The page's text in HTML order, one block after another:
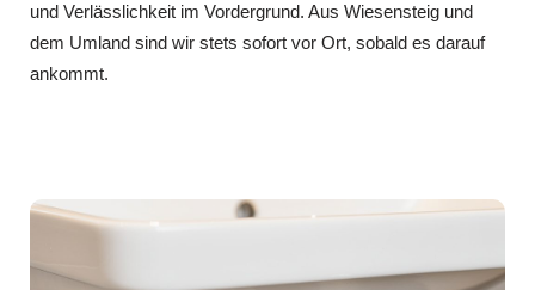
und Verlässlichkeit im Vordergrund. Aus Wiesensteig und
dem Umland sind wir stets sofort vor Ort, sobald es darauf
ankommt.